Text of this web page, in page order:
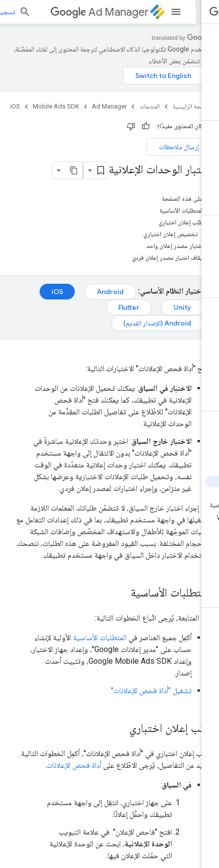
Ad Manager تسجيل
تستخدم Google تكنولوجيا الذكاء الاصطناعي لترجمة المحتوى إلى لغتك المفضّلة،
تتضمّن بعض الأخطاء.
الرئيسية المنتجات Ad Manager
Mobile Ads SDK
iOS
كان المحتوى مفيدًا؟
إرسال ملاحظات
الوحدات الإعلانية
على هذه الصفحة
المتطلبات الأساسية
طلب إعلان اختباري
تخصيص إعلان اختباري
اختبار مصدر إعلان واحد
إيقاف اختبار مصدر إعلان فردي
اختيار النظام الأساسي: Android
iOS
Unity
Flutter
Android (الإصدار القديم)
"أداة فحص الإعلانات" الاختبارات التالية:
الاختبار في السياق: يمكنك تحميل الإعلانات من الوحدات
الإعلانية في تطبيقك، كما يمكنك فتح "أداة فحص
الإعلانات" للاطّلاع على تفاصيل الطلبات المقدَّمة من
الوحدات الإعلانية.
الاختبار خارج السياق: اختبِر وحدتك الإعلانية مباشرةً في
"أداة فحص الإعلانات" بدون الانتقال إلى واجهة مستخدم
تطبيقك. يمكنك اختبار وحدات إعلانية متعدّدة في الوقت
نفسه، وتحميل طلبات الإعلانات الاختبارية وعرضها بشكل
غير متزامن، وإجراء اختبارات لمصدر إعلان فردي.
إجراء اختبار خارج السياق، لا تتضمّن طلباتك المَعلمات اللازمة
في واجهة مستخدم تطبيقك، بما في ذلك إعدادات التعامل مع
الموجّهة للأطفال والاستهداف المخصّص وإضافات الشبكة
المختلفة. بسبب القيود المفروضة على هذه الطلبات، ننصحك
الاختبار داخل السياق في واجهة مستخدم تطبيقك.
الأساسية
المتابعة، يُرجى اتّباع الخطوات التالية:
أكمِل جميع العناصر في المتطلبات الأساسيةالأولية لإنشاء
حساب على "مدير إعلانات Google"، وإعداد جهاز الاختبار،
وإعدادGoogle Mobile Ads SDK، وتثبيت أحدث
إصدار.
تشغيل "أداة فحص الإعلانات"
إعلان اختباري
إعلان اختباري في "أداة فحص الإعلانات"، أكمِل الخطوات التالية.
من التفاصيل، يُرجى الاطّلاع علىأداة فحص الإعلانات.
في السياق:
على جهاز اختباري، انتقِل إلى واجهة مستخدم
تطبيقك واحمِّل إعلانًا.
افتح "فاحص الإعلان". في علامة التبويب
الوحدة الإعلانية، ابحث عن الوحدة الإعلانية
التي حمّلت الإعلان فيها.